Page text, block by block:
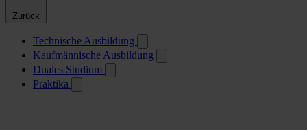
Zurück
Technische Ausbildung
Kaufmännische Ausbildung
Duales Studium
Praktika